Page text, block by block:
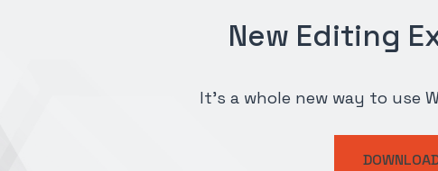
New Editing Experience
It’s a whole new way to use WordPress. Try it now!